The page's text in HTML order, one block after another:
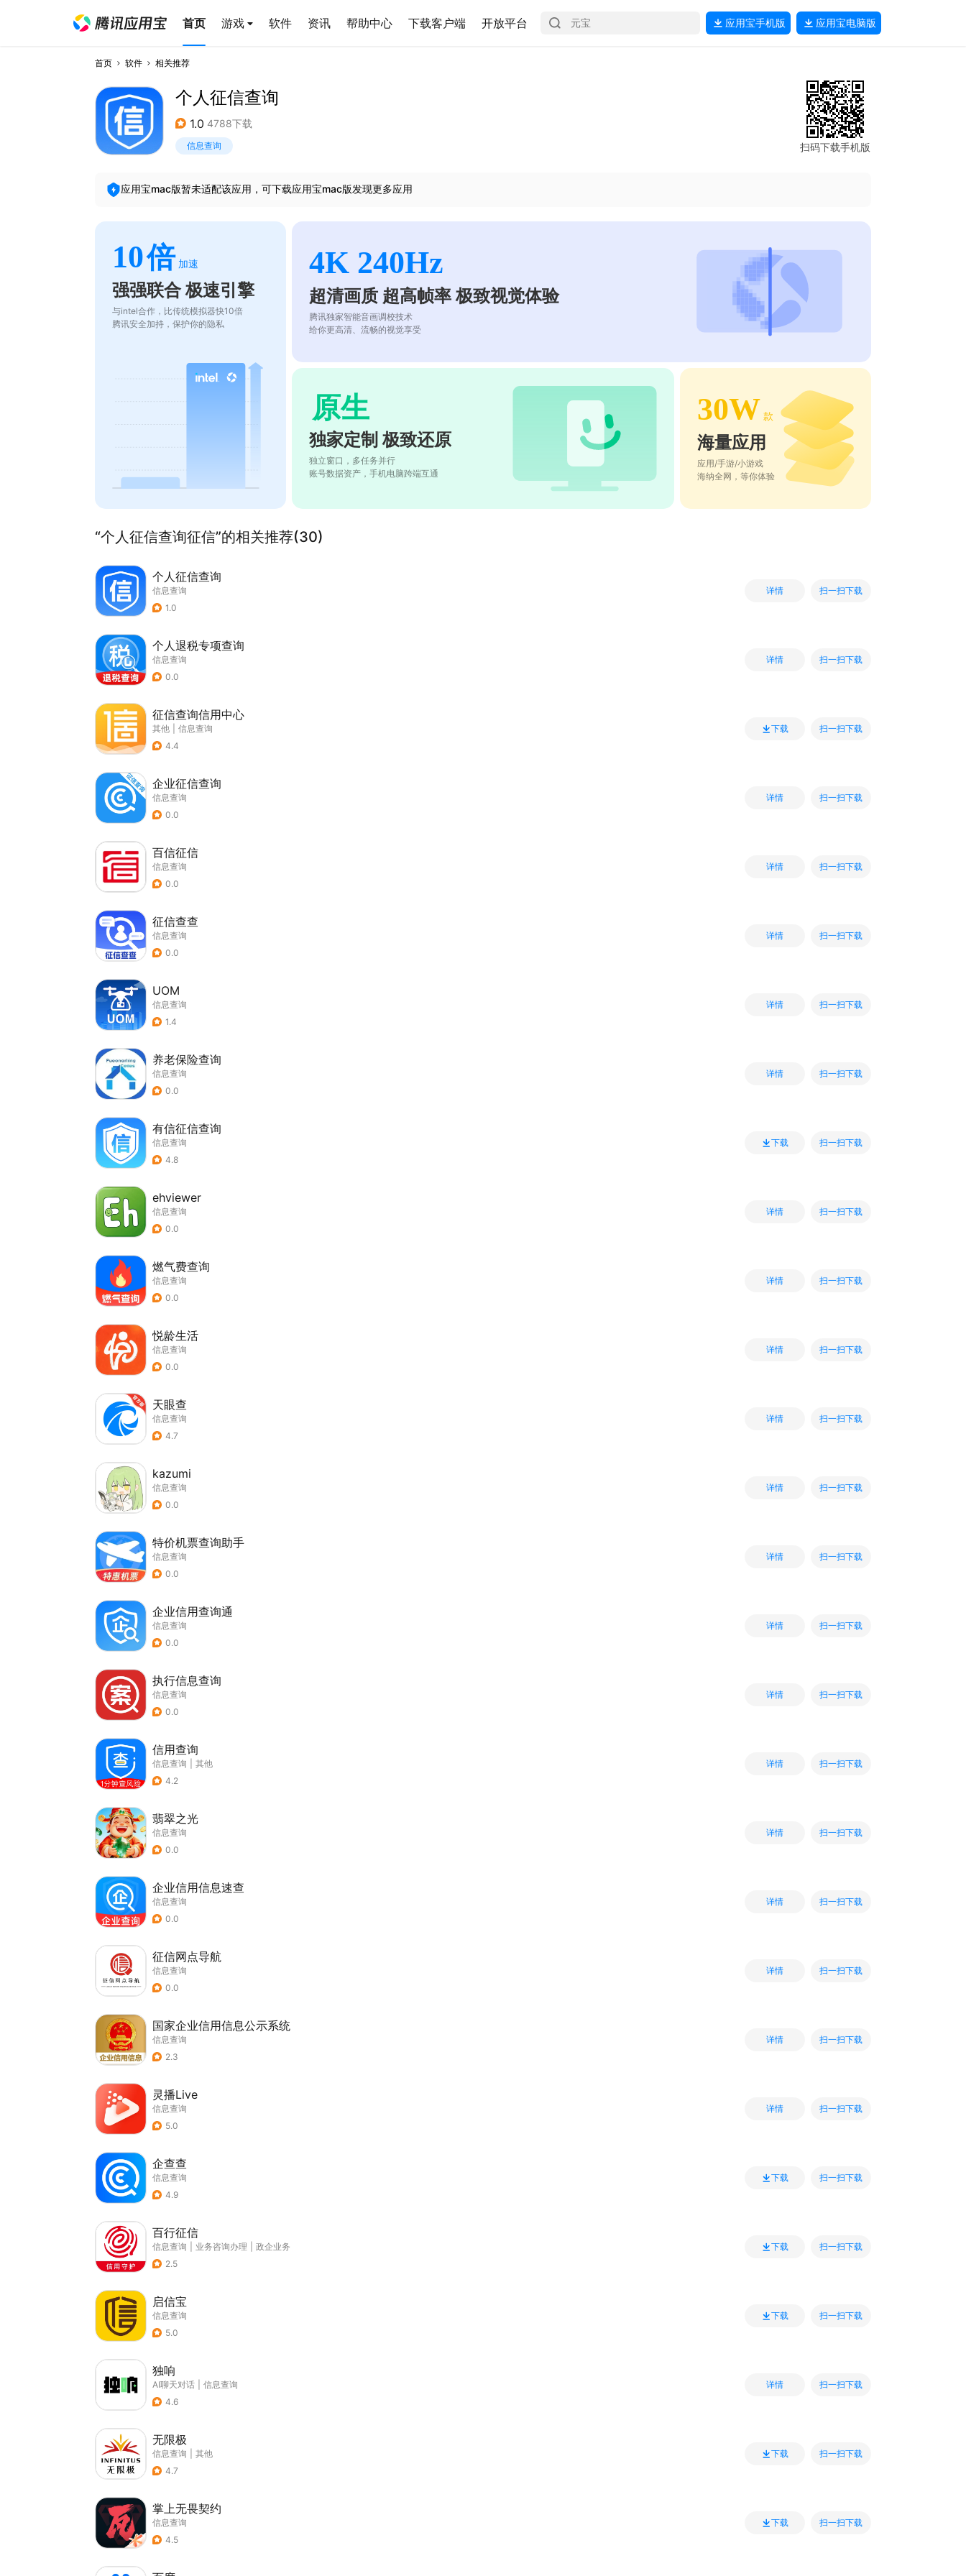
首页 游戏 软件 资讯 帮助中心 下载客户端 开放平台 应用宝手机版 应用宝电脑版
首页 软件 相关推荐
个人征信查询
1.0 4788下载
信息查询 扫码下载手机版
应用宝mac版暂未适配该应用，可下载应用宝mac版发现更多应用
10倍 加速
强强联合 极速引擎
与intel合作，比传统模拟器快10倍
腾讯安全加持，保护你的隐私
4K 240Hz
超清画质 超高帧率 极致视觉体验
腾讯独家智能音画调校技术
给你更高清、流畅的视觉享受
原生
独家定制 极致还原
独立窗口，多任务并行
账号数据资产，手机电脑跨端互通
30W 款
海量应用
应用/手游/小游戏
海纳全网，等你体验
“个人征信查询征信”的相关推荐(30)
个人征信查询
信息查询
1.0
详情 扫一扫下载
个人退税专项查询
信息查询
0.0
详情 扫一扫下载
征信查询信用中心
其他
信息查询
4.4
下载 扫一扫下载
企业征信查询
信息查询
0.0
详情 扫一扫下载
百信征信
信息查询
0.0
详情 扫一扫下载
征信查查
信息查询
0.0
详情 扫一扫下载
UOM
信息查询
1.4
详情 扫一扫下载
养老保险查询
信息查询
0.0
详情 扫一扫下载
有信征信查询
信息查询
4.8
下载 扫一扫下载
ehviewer
信息查询
0.0
详情 扫一扫下载
燃气费查询
信息查询
0.0
详情 扫一扫下载
悦龄生活
信息查询
0.0
详情 扫一扫下载
天眼查
信息查询
4.7
详情 扫一扫下载
kazumi
信息查询
0.0
详情 扫一扫下载
特价机票查询助手
信息查询
0.0
详情 扫一扫下载
企业信用查询通
信息查询
0.0
详情 扫一扫下载
执行信息查询
信息查询
0.0
详情 扫一扫下载
信用查询
信息查询
其他
4.2
详情 扫一扫下载
翡翠之光
信息查询
0.0
详情 扫一扫下载
企业信用信息速查
信息查询
0.0
详情 扫一扫下载
征信网点导航
信息查询
0.0
详情 扫一扫下载
国家企业信用信息公示系统
信息查询
2.3
详情 扫一扫下载
灵播Live
信息查询
5.0
详情 扫一扫下载
企查查
信息查询
4.9
下载 扫一扫下载
百行征信
信息查询 业务咨询办理
政企业务
2.5
下载 扫一扫下载
启信宝
信息查询
5.0
下载 扫一扫下载
独响
AI聊天对话
信息查询
4.6
详情 扫一扫下载
无限极
信息查询
其他
4.7
下载 扫一扫下载
掌上无畏契约
信息查询
4.5
下载 扫一扫下载